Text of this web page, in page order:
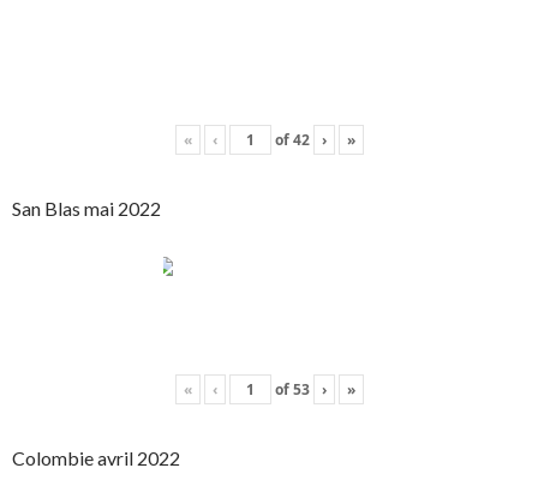
« ‹ of42 › »
San Blas mai 2022
« ‹ of53 › »
Colombie avril 2022